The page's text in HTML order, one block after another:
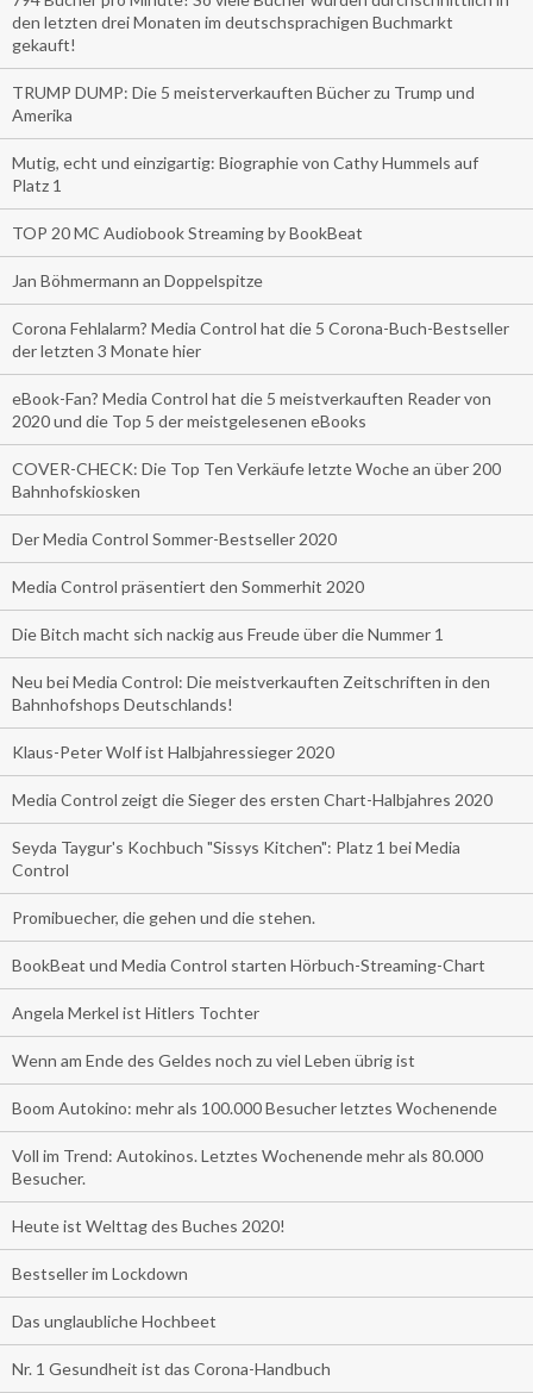
den letzten drei Monaten im deutschsprachigen Buchmarkt
gekauft!
TRUMP DUMP: Die 5 meisterverkauften Bücher zu Trump und
Amerika
Mutig, echt und einzigartig: Biographie von Cathy Hummels auf
Platz 1
TOP 20 MC Audiobook Streaming by BookBeat
Jan Böhmermann an Doppelspitze
Corona Fehlalarm? Media Control hat die 5 Corona-Buch-Bestseller
der letzten 3 Monate hier
eBook-Fan? Media Control hat die 5 meistverkauften Reader von
2020 und die Top 5 der meistgelesenen eBooks
COVER-CHECK: Die Top Ten Verkäufe letzte Woche an über 200
Bahnhofskiosken
Der Media Control Sommer-Bestseller 2020
Media Control präsentiert den Sommerhit 2020
Die Bitch macht sich nackig aus Freude über die Nummer 1
Neu bei Media Control: Die meistverkauften Zeitschriften in den
Bahnhofshops Deutschlands!
Klaus-Peter Wolf ist Halbjahressieger 2020
Media Control zeigt die Sieger des ersten Chart-Halbjahres 2020
Seyda Taygur's Kochbuch "Sissys Kitchen": Platz 1 bei Media
Control
Promibuecher, die gehen und die stehen.
BookBeat und Media Control starten Hörbuch-Streaming-Chart
Angela Merkel ist Hitlers Tochter
Wenn am Ende des Geldes noch zu viel Leben übrig ist
Boom Autokino: mehr als 100.000 Besucher letztes Wochenende
Voll im Trend: Autokinos. Letztes Wochenende mehr als 80.000
Besucher.
Heute ist Welttag des Buches 2020!
Bestseller im Lockdown
Das unglaubliche Hochbeet
Nr. 1 Gesundheit ist das Corona-Handbuch